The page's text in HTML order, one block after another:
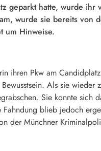
geparkt hatte, wurde
wurde sie bereits von
um Hinweise.
ihren Pkw am
Als sie
Sie konnte
blieb jedoch
der Münchner